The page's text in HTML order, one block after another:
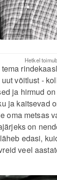
Hetkel toimub
võitlust -
ja hirmud
ja kaitsevad
oma metsas
on
edasi,
veel